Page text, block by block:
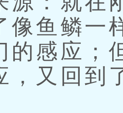
像鱼鳞一
的感应；
，又回到